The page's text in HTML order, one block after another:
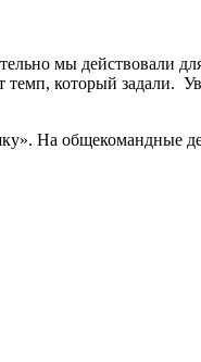
мы действовали
который задали.
На общекомандные